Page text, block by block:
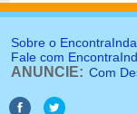
Sobre o
Fale com
ANUNCIE: Com